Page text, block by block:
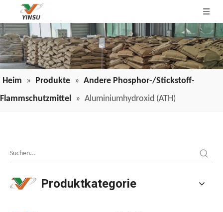
Heim » Produkte » Andere Phosphor-/Stickstoff-
Flammschutzmittel » Aluminiumhydroxid (ATH)
Produktkategorie